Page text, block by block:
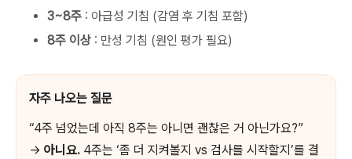
3~8주 : 아급성 기침 (감염 후 기침 포함)
8주 이상 : 만성 기침 (원인 평가 필요)
자주 나오는 질문
“4주 넘었는데 아직 8주는 아니면 괜찮은 거 아닌가요?”
→ 아니요. 4주는 ‘좀 더 지켜볼지 vs 검사를 시작할지’를 결